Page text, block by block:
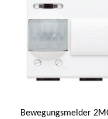
Bewegungsmelder